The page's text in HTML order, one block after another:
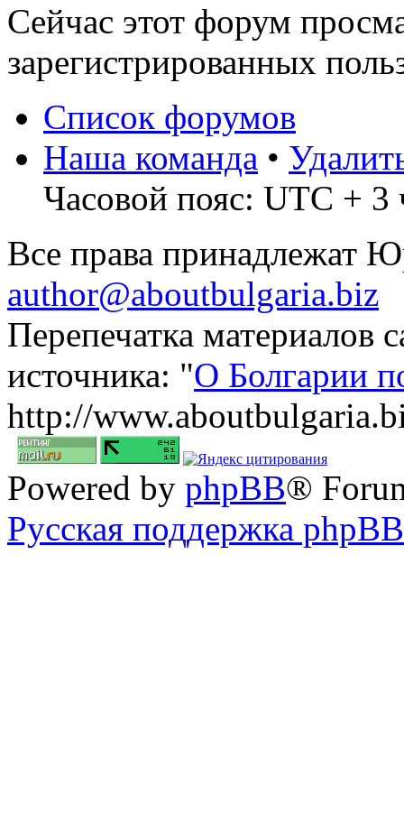
Сейчас этот форум
зарегистрированных
Список форумов
Наша команда •
Часовой пояс: UTC + 3
Все права принадлежат
author@aboutbulgaria.biz
Перепечатка материалов
источника: "О Болгарии
http://
Powered by phpBB®
Русская поддержка phpBB